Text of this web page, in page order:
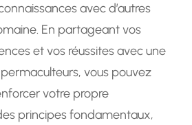
avec d’autres
En partageant vos
et vos réussites avec une
vous pouvez
votre propre
principes fondamentaux,